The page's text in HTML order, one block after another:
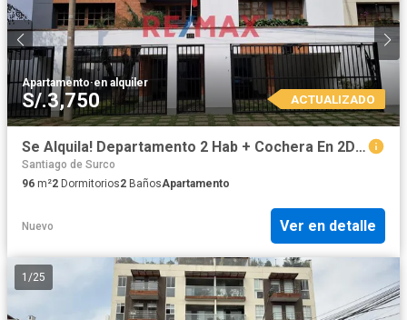
Apartamento·en alquiler
S/.3,750 ACTUALIZADO
Se Alquila! Departamento 2 Hab + Cochera En 2Do Piso - A 5 Min Del Jockey Plaza Y Univ. De Lima
Santiago de Surco
96 m²2 Dormitorios2 BañosApartamento
Nuevo Ver en detalle
1 /25